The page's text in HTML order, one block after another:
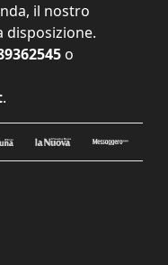
il nostro
disposizione.
o
.